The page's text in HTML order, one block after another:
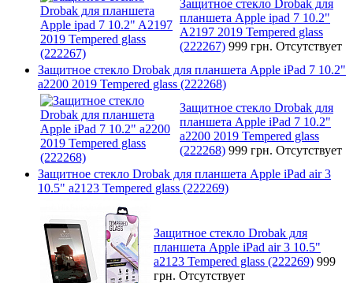
Защитное стекло Drobak для
планшета Apple ipad 7 10.2"
A2197 2019 Tempered glass
(222267) 999 грн. Отсутствует
Защитное стекло Drobak для планшета Apple iPad 7 10.2"
a2200 2019 Tempered glass (222268)
Защитное стекло Drobak для
планшета Apple iPad 7 10.2"
a2200 2019 Tempered glass
(222268) 999 грн. Отсутствует
Защитное стекло Drobak для планшета Apple iPad air 3
10.5" a2123 Tempered glass (222269)
Защитное стекло Drobak для
планшета Apple iPad air 3 10.5"
a2123 Tempered glass (222269) 999
грн. Отсутствует